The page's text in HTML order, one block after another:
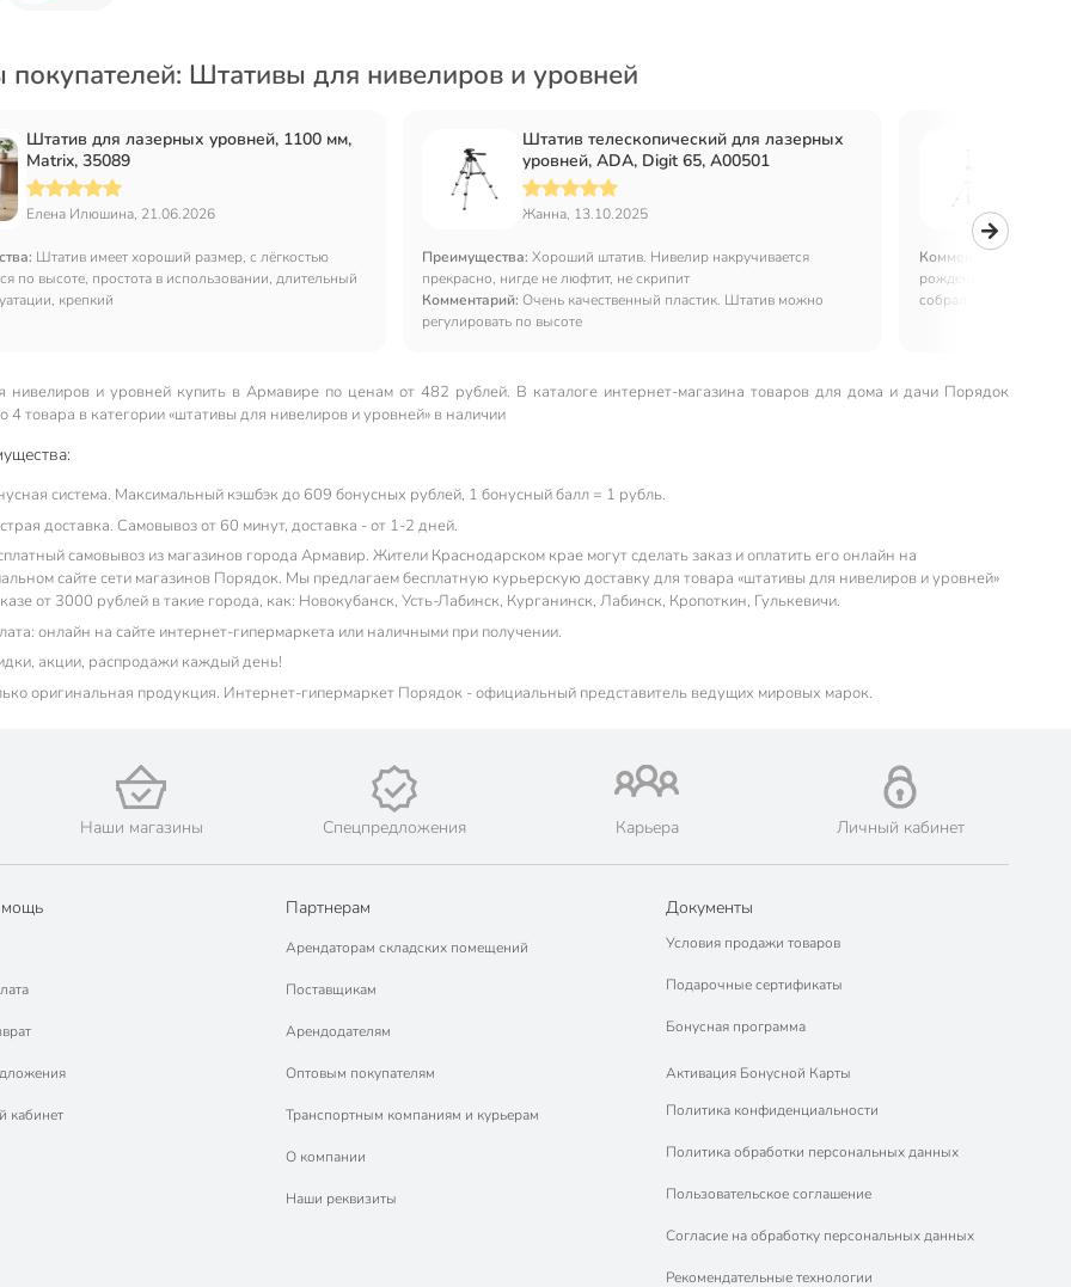
Штативы для нивелиров и уровней
Штатив для лазерных уровней, 1100 мм,
Matrix, 35089
Елена Илюшина, 21.06.2026
Штатив имеет хороший размер, с лёгкостью
по высоте, простота в использовании, длительный
крепкий
Штатив телескопический для лазерных
уровней, ADA, Digit 65, А00501
Жанна, 13.10.2025
Преимущества:Хороший штатив. Нивелир накручивается
прекрасно, нигде не люфтит, не скрипит
Комментарий:Очень качественный пластик. Штатив можно
регулировать по высоте
Комментарий:
рождения, он давно
собрал, сказал, что
нивелиров и уровней купить в Армавире по ценам от 482 рублей. В каталоге интернет-магазина товаров для дома и дачи Порядок
4 товара в категории «штативы для нивелиров и уровней» в наличии
система. Максимальный кэшбэк до 609 бонусных рублей, 1 бонусный балл = 1 рубль.
доставка. Самовывоз от 60 минут, доставка - от 1-2 дней.
самовывоз из магазинов города Армавир. Жители Краснодарском крае могут сделать заказ и оплатить его онлайн на
сайте сети магазинов Порядок. Мы предлагаем бесплатную курьерскую доставку для товара «штативы для нивелиров и уровней»
от 3000 рублей в такие города, как: Новокубанск, Усть-Лабинск, Курганинск, Лабинск, Кропоткин, Гулькевичи.
онлайн на сайте интернет-гипермаркета или наличными при получении.
акции, распродажи каждый день!
оригинальная продукция. Интернет-гипермаркет Порядок - официальный представитель ведущих мировых марок.
Наши магазины Спецпредложения Карьера Личный кабинет
кабинет
Партнерам
Арендаторам складских помещений
Поставщикам
Арендодателям
Оптовым покупателям
Транспортным компаниям и курьерам
О компании
Наши реквизиты
Документы
Условия продажи товаров
Подарочные сертификаты
Бонусная программа
Активация Бонусной Карты
Политика конфиденциальности
Политика обработки персональных данных
Пользовательское соглашение
Согласие на обработку персональных данных
Рекомендательные технологии